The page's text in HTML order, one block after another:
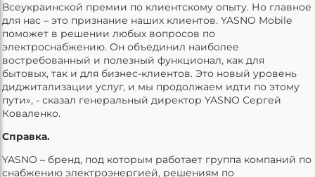
Всеукраинской премии по клиентскому опыту. Но главное
для нас – это признание наших клиентов. YASNO Mobile
поможет в решении любых вопросов по
электроснабжению. Он объединил наиболее
востребованный и полезный функционал, как для
бытовых, так и для бизнес-клиентов. Это новый уровень
диджитализации услуг, и мы продолжаем идти по этому
пути», - сказал генеральный директор YASNO Сергей
Коваленко.
Справка.
YASNO – бренд, под которым работает группа компаний по
снабжению электроэнергией, решениям по